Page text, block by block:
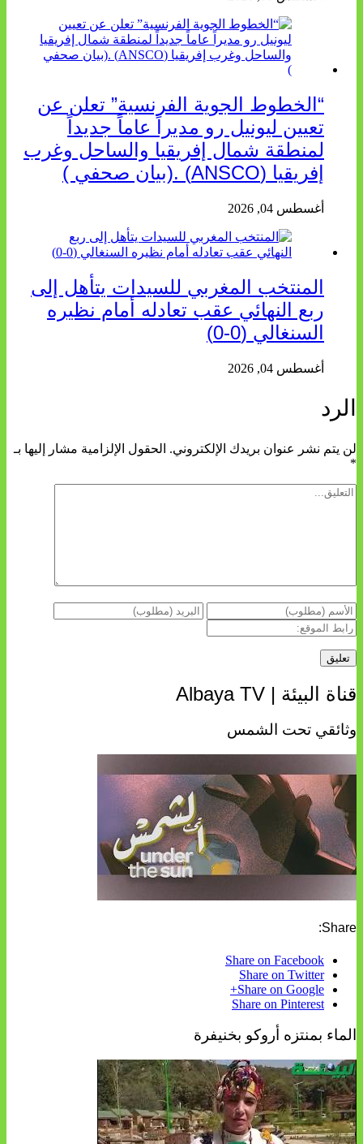
“الخطوط الجوية الفرنسية” تعلن عن
تعيين ليونيل رو مديراً عاماً جديداً
لمنطقة شمال إفريقيا والساحل وغرب
إفريقيا (ANSCO) .(بيان صحفي )
أغسطس 04, 2026
المنتخب المغربي للسيدات يتأهل إلى
ربع النهائي عقب تعادله أمام نظيره
السنغالي (0-0)
أغسطس 04, 2026
الرد
لن يتم نشر عنوان بريدك الإلكتروني. الحقول الإلزامية مشار إليها بـ
*
قناة البيئة | Albaya TV
وثائقي تحت الشمس
Share:
Share on Facebook
Share on Twitter
Share on Google+
Share on Pinterest
الماء بمنتزه أروكو بخنيفرة